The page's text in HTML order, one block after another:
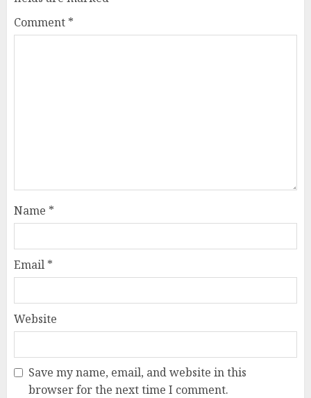
Comment *
Name *
Email *
Website
Save my name, email, and website in this
browser for the next time I comment.